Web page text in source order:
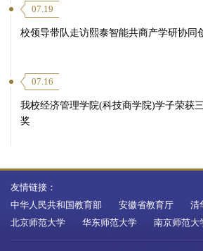
07.19
校领导带队走访熙泰智能共商产学研协同
07.16
我校经济管理学院(科技商学院)学子荣获
奖
友情链接：
中华人民共和国教育部
安徽省教育厅 清
北京师范大学
华东师范大学 南京师范大